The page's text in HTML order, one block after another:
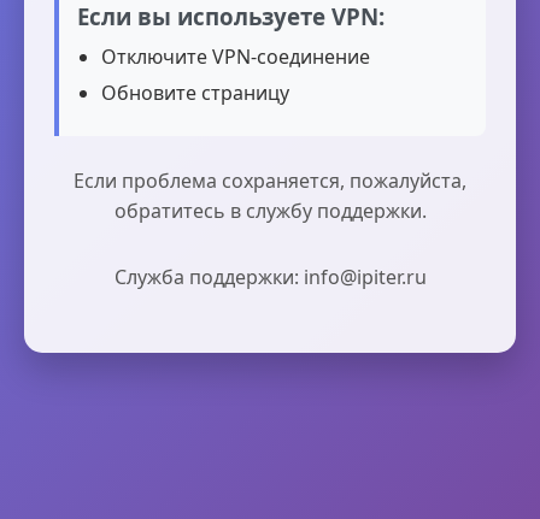
Если вы используете VPN:
Отключите VPN-соединение
Обновите страницу
Если проблема сохраняется, пожалуйста,
обратитесь в службу поддержки.
Служба поддержки: info@ipiter.ru